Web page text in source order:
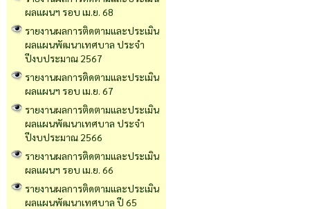
ผลแผนฯ รอบ เม.ย. 68
รายงานผลการติดตามและประเมิน
ผลแผนพัฒนาเทศบาล ประจำ
ปีงบประมาณ 2567
รายงานผลการติดตามและประเมิน
ผลแผนฯ รอบ เม.ย. 67
รายงานผลการติดตามและประเมิน
ผลแผนพัฒนาเทศบาล ประจำ
ปีงบประมาณ 2566
รายงานผลการติดตามและประเมิน
ผลแผนฯ รอบ เม.ย. 66
รายงานผลการติดตามและประเมิน
ผลแผนพัฒนาเทศบาล ปี 65